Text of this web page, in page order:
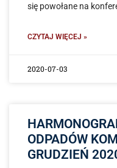
się powołane na
CZYTAJ WIĘCEJ »
2020-07-03
ODPADÓW
GRUDZIEŃ